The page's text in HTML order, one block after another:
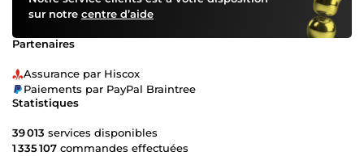
sur notre centre d’aide
Partenaires
Assurance par Hiscox
Paiements par PayPal Braintree
Statistiques
39 013 services disponibles
1 335 107 commandes effectuées